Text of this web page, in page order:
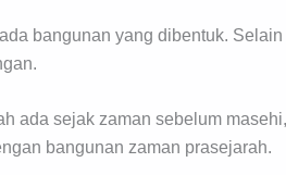
bangunan yang dibentuk.
ada sejak zaman sebelum
bangunan zaman prasejarah.